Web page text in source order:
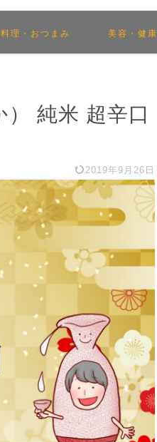
料理・おつまみ 美容・健康
純米 超辛口
2019年9月26日